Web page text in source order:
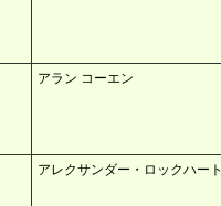
アラン コーエン
アレクサンダー・ロックハート